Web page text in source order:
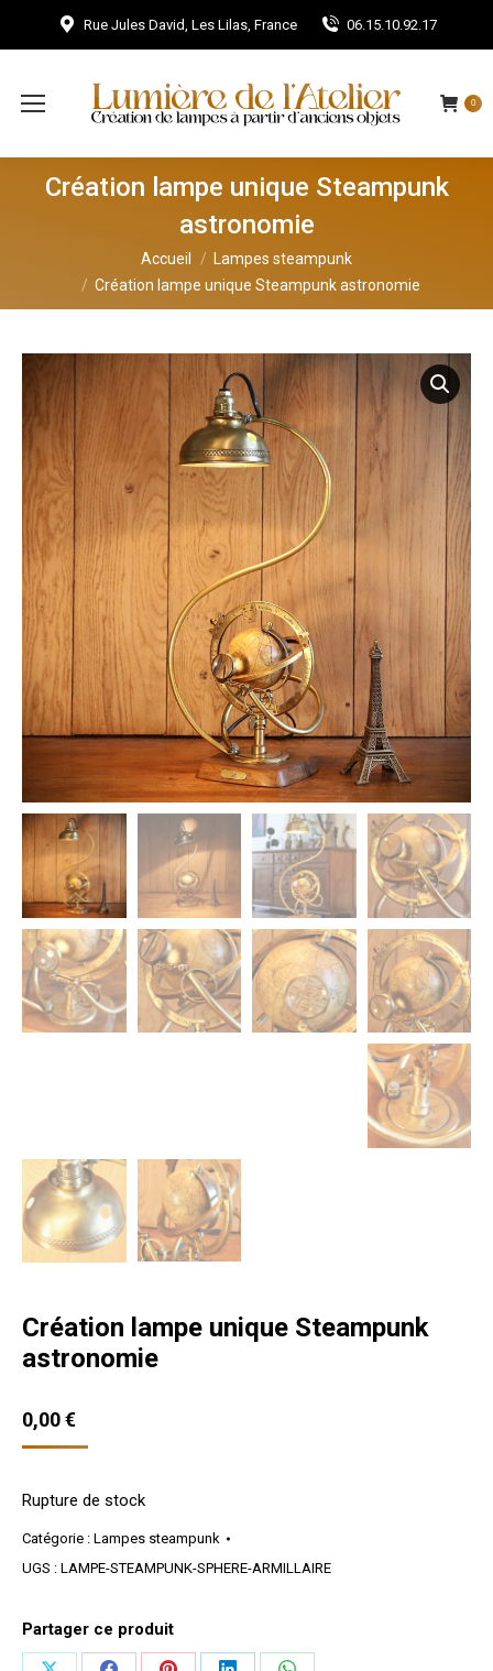
Rue Jules David, Les Lilas, France 06.15.10.92.17
0
Création lampe unique Steampunk
astronomie
Accueil
Lampes steampunk
Création lampe unique Steampunk astronomie
Création lampe unique Steampunk
astronomie
0,00€
Rupture de stock
Catégorie : Lampes steampunk
UGS : LAMPE-STEAMPUNK-SPHERE-ARMILLAIRE
Partager ce produit